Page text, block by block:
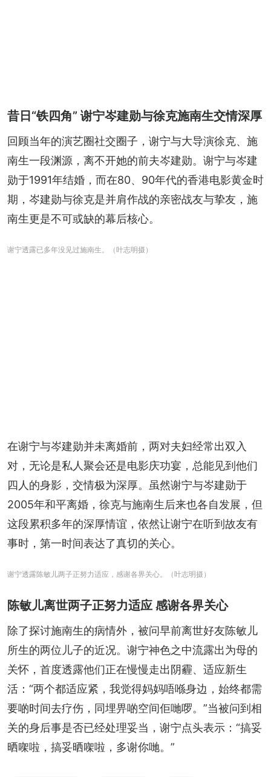
昔日“铁四角” 谢宁岑建勋与徐克施南生交情深厚
回顾当年的演艺圈社交圈子，谢宁与大导演徐克、施
南生一段渊源，离不开她的前夫岑建勋。谢宁与岑建
勋于1991年结婚，而在80、90年代的香港电影黄金时
期，岑建勋与徐克是并肩作战的亲密战友与挚友，施
南生更是不可或缺的幕后核心。
谢宁透露已多年没见过施南生。（叶志明摄）
在谢宁与岑建勋并未离婚前，两对夫妇经常出双入
对，无论是私人聚会还是电影庆功宴，总能见到他们
四人的身影，交情极为深厚。虽然谢宁与岑建勋于
2005年和平离婚，徐克与施南生后来也各自发展，但
这段累积多年的深厚情谊，依然让谢宁在听到故友有
事时，第一时间表达了真切的关心。
谢宁透露陈敏儿两子正努力适应，感谢各界关心。（叶志明摄）
陈敏儿离世两子正努力适应 感谢各界关心
除了探讨施南生的病情外，被问早前离世好友陈敏儿
所生的两位儿子的近况。谢宁神色之中流露出为母的
关怀，首度透露他们正在慢慢走出阴霾、适应新生
活：“两个都适应紧，我觉得妈妈唔喺身边，始终都需
要啲时间去疗伤，同埋畀啲空间佢哋啰。”当被问到相
关的身后事是否已经处理妥当，谢宁点头表示：“搞妥
晒㗎啦，搞妥晒㗎啦，多谢你哋。”